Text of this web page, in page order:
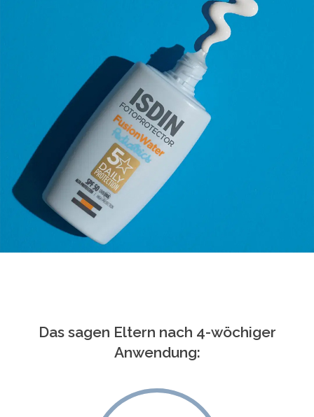
Das sagen Eltern nach 4-wöchiger
Anwendung: